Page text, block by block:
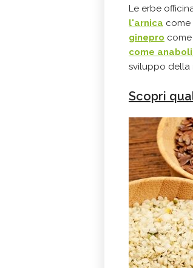
Le erbe
l'arnica come
ginepro
come
sviluppo della
Scopri